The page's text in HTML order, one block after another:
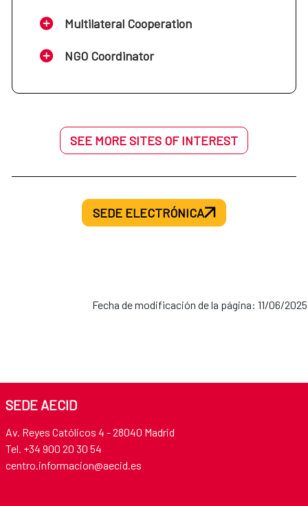
Multilateral Cooperation
NGO Coordinator
SEE MORE SITES OF INTEREST
SEDE ELECTRÓNICA
Fecha de modificación de la página: 11/06/2025
SEDE AECID
Av. Reyes Católicos 4 - 28040 Madrid
Tel. +34 900 20 30 54​​​​​​​
centro.informacion@aecid.es